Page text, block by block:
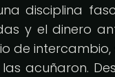
disciplina
y el dinero
de
las acuñaron.